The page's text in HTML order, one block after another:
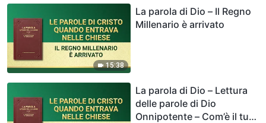
15:38
La parola di Dio – Il Regno
Millenario è arrivato
La parola di Dio – Lettura
delle parole di Dio
Onnipotente – Com’è il tuo